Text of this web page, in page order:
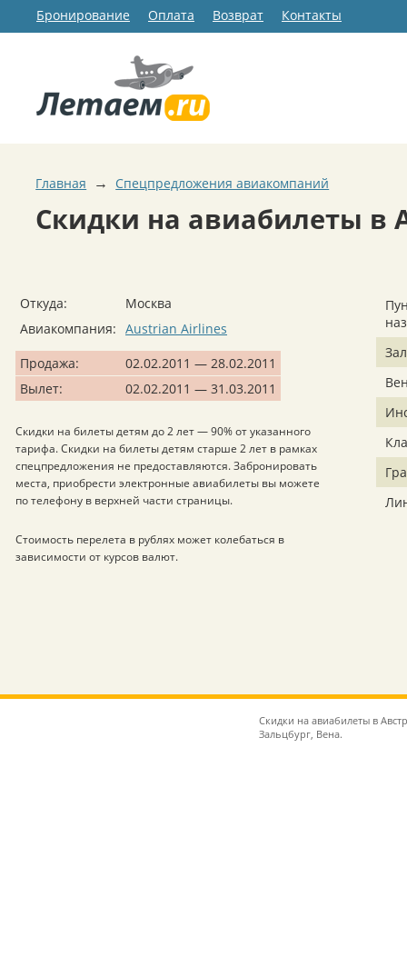
Бронирование Оплата Возврат Контакты
Главная → Спецпредложения авиакомпаний
Скидки на авиабилеты в
Откуда:
Москва
Авиакомпания: Austrian Airlines
Продажа:
02.02.2011 — 28.02.2011
Вылет:
02.02.2011 — 31.03.2011
Скидки на билеты детям до 2 лет — 90% от указанного
тарифа. Скидки на билеты детям старше 2 лет в рамках
спецпредложения не предоставляются. Забронировать
места, приобрести электронные авиабилеты вы можете
по телефону в верхней части страницы.
Стоимость перелета в рублях может колебаться в
зависимости от курсов валют.
Скидки на авиабилеты в
Зальцбург, Вена.